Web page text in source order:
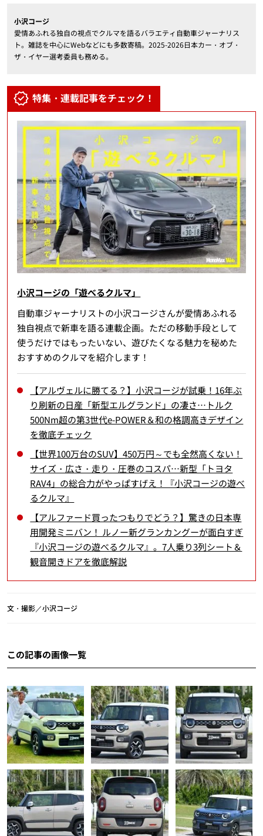
小沢コージ
愛情あふれる独自の視点でクルマを語るバラエティ自動車ジャーナリス
ト。雑誌を中心にWebなどにも多数寄稿。2025-2026日本カー・オブ・
ザ・イヤー選考委員も務める。
特集・連載記事をチェック！
小沢コージの「遊べるクルマ」
自動車ジャーナリストの小沢コージさんが愛情あふれる
独自視点で新車を語る連載企画。ただの移動手段として
使うだけではもったいない、遊びたくなる魅力を秘めた
おすすめのクルマを紹介します！
【アルヴェルに勝てる？】小沢コージが試乗！16年ぶ
り刷新の日産「新型エルグランド」の凄さ…トルク
500Nm超の第3世代e-POWER＆和の格調高きデザイン
を徹底チェック
【世界100万台のSUV】450万円～でも全然高くない！
サイズ・広さ・走り・圧巻のコスパ…新型「トヨタ
RAV4」の総合力がやっぱすげえ！『小沢コージの遊べ
るクルマ』
【アルファード買ったつもりでどう？】驚きの日本専
用開発ミニバン！ ルノー新グランカングーが面白すぎ
『小沢コージの遊べるクルマ』。7人乗り3列シート＆
観音開きドアを徹底解説
文・撮影／小沢コージ
この記事の画像一覧